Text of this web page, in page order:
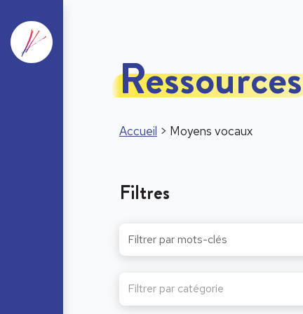
Ressources
Accueil > Moyens vocaux
Filtres
Filtrer par catégorie